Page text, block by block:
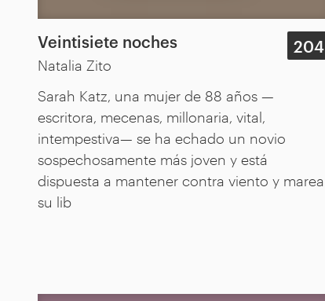
Veintisiete noches
Natalia Zito
204
Sarah Katz, una mujer de 88 años —
escritora, mecenas, millonaria, vital,
intempestiva— se ha echado un novio
sospechosamente más joven y está
dispuesta a mantener contra viento y marea
su lib